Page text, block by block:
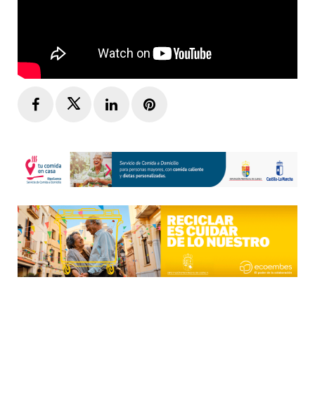
FacebookTwitterLinkedInPinterest